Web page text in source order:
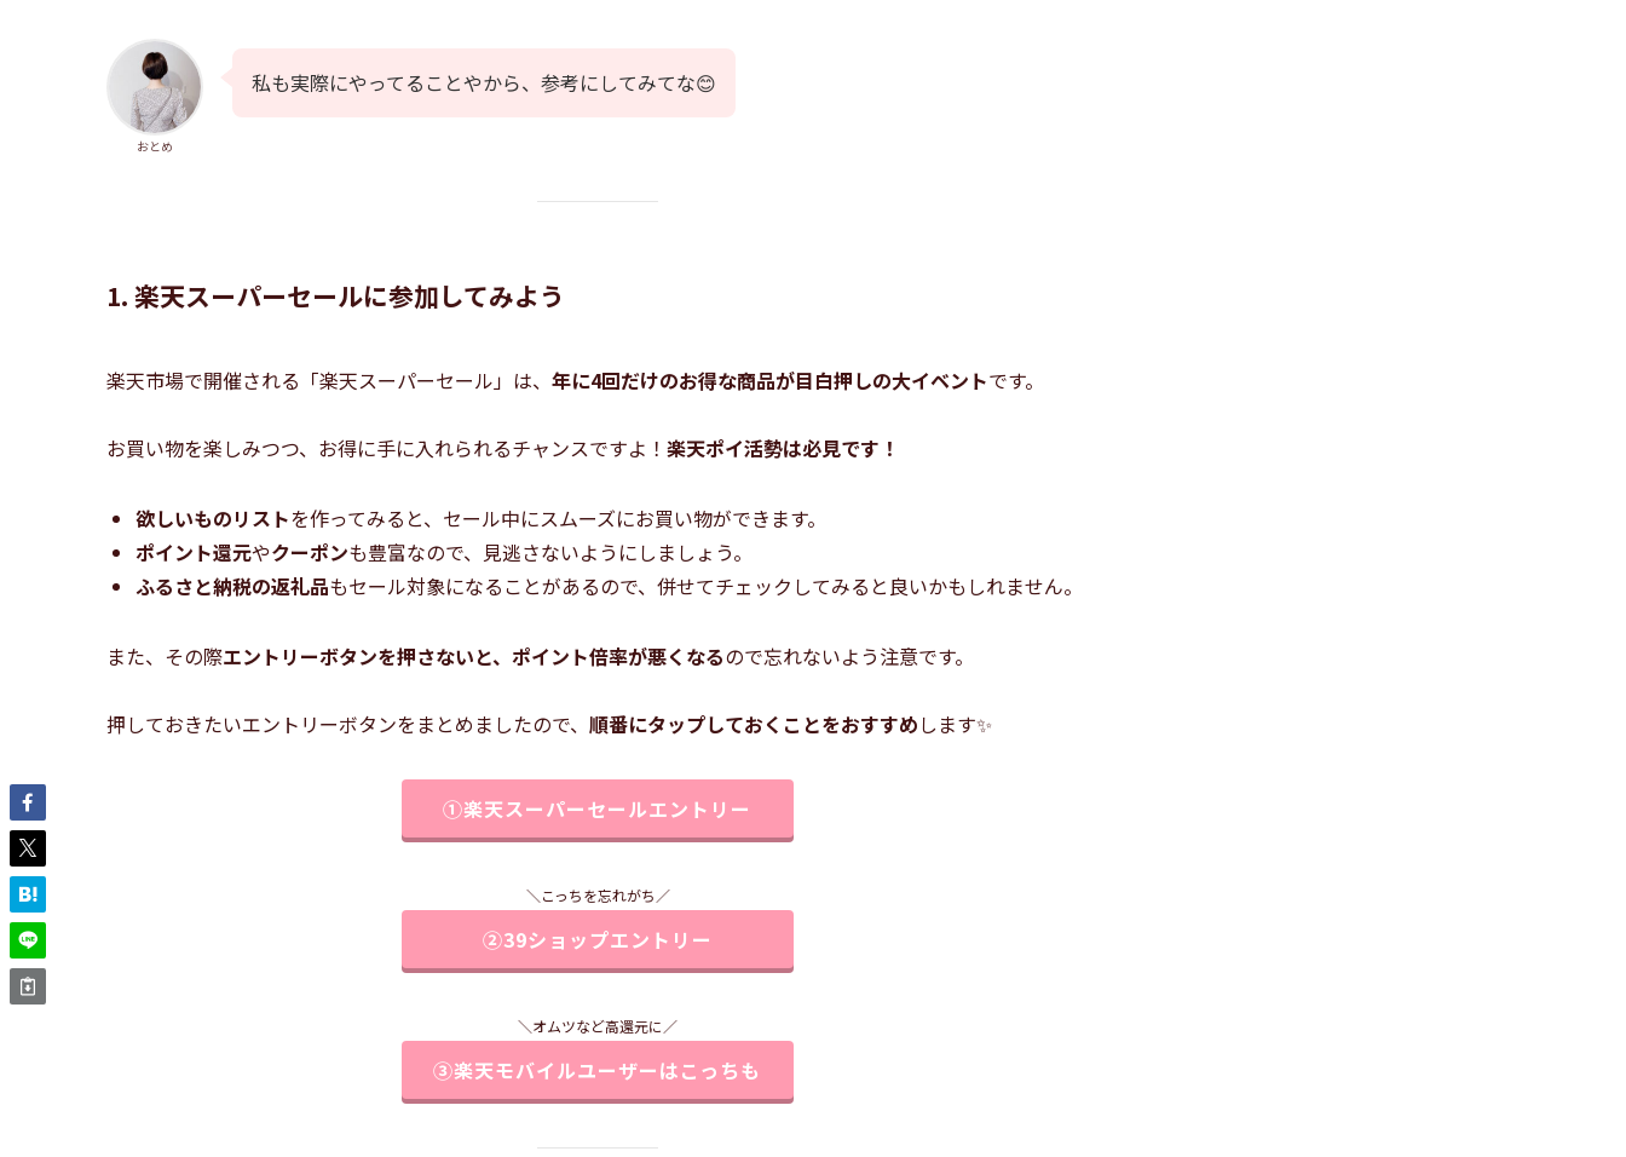
おとめ
私も実際にやってることやから、参考にしてみてな😊
1. 楽天スーパーセールに参加してみよう
楽天市場で開催される「楽天スーパーセール」は、 年に4回だけのお得な商品が目白押しの大イベントです。
お買い物を楽しみつつ、お得に手に入れられるチャンスですよ！ 楽天ポイ活勢は必見です！
欲しいものリストを作ってみると、セール中にスムーズにお買い物ができます。
ポイント還元やクーポンも豊富なので、見逃さないようにしましょう。
ふるさと納税の返礼品もセール対象になることがあるので、併せてチェックしてみると良いかもしれません。
また、その際エントリーボタンを押さないと、ポイント倍率が悪くなるので忘れないよう注意です。
押しておきたいエントリーボタンをまとめましたので、 順番にタップしておくことをおすすめします✨
①楽天スーパーセールエントリー
＼こっちを忘れがち／
②39ショップエントリー
＼オムツなど高還元に／
③楽天モバイルユーザーはこっちも